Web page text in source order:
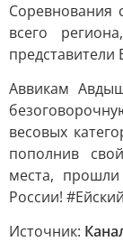
Соревнования
всего
представители
Аввикам
весовых
пополнив
места,
России!
Источник: